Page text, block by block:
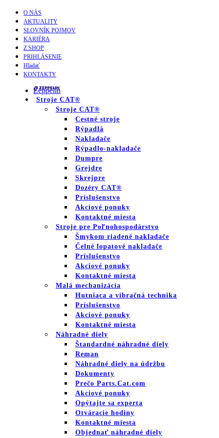
O NÁS
AKTUALITY
SLOVNÍK POJMOV
KARIÉRA
Z SHOP
PRIHLÁSENIE
Hladať
KONTAKTY
Zeppelin
Stroje CAT®
Stroje CAT®
Cestné stroje
Rýpadlá
Nakladače
Rýpadlo-nakladače
Dumpre
Grejdre
Skrejpre
Dozéry CAT®
Príslušenstvo
Akciové ponuky
Kontaktné miesta
Stroje pre Poľnohospodárstvo
Šmykom riadené nakladače
Čelné lopatové nakladače
Príslušenstvo
Akciové ponuky
Kontaktné miesta
Malá mechanizácia
Hutniaca a vibračná technika
Príslušenstvo
Akciové ponuky
Kontaktné miesta
Náhradné diely
Štandardné náhradné diely
Reman
Náhradné diely na údržbu
Dokumenty
Prečo Parts.Cat.com
Akciové ponuky
Opýtajte sa experta
Otváracie hodiny
Kontaktné miesta
Objednať náhradné diely